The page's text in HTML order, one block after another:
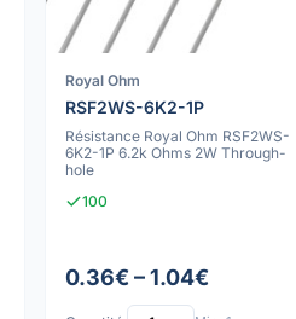
Royal Ohm
RSF2WS-6K2-1P
Résistance Royal Ohm RSF2WS-
6K2-1P 6.2k Ohms 2W Through-
hole
100
0.36€ – 1.04€